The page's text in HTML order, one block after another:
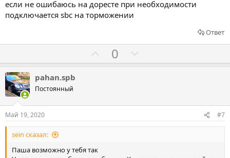
а
т
з
а
а
п
р
в
если не ошибаюсь на доресте при необходимости
подключается sbc на торможении
Ответ
о
с
в
0
о
с
в
pahan.spb
Постоянный
Май 19, 2020 #7
sein сказал:
Паша возможно у тебя так